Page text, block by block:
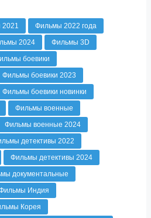
Фильмы 2022 года
2024
Фильмы 3D
боевики
Фильмы боевики 2023
Фильмы боевики новинки
Фильмы военные
Фильмы военные 2024
детективы 2022
Фильмы детективы 2024
документальные
Индия
Корея